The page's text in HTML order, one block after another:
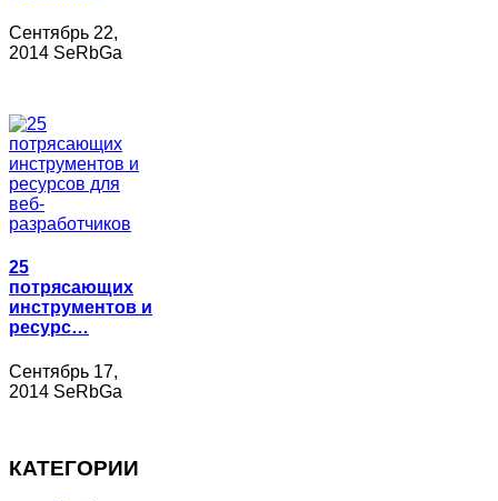
Сентябрь 22,
2014 SeRbGa
25
потрясающих
инструментов и
ресурс…
Сентябрь 17,
2014 SeRbGa
КАТЕГОРИИ